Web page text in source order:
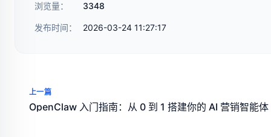
浏览量： 3348
发布时间： 2026-03-24 11:27:17
上一篇
OpenClaw 入门指南：从 0 到 1 搭建你的 AI 营销智能体